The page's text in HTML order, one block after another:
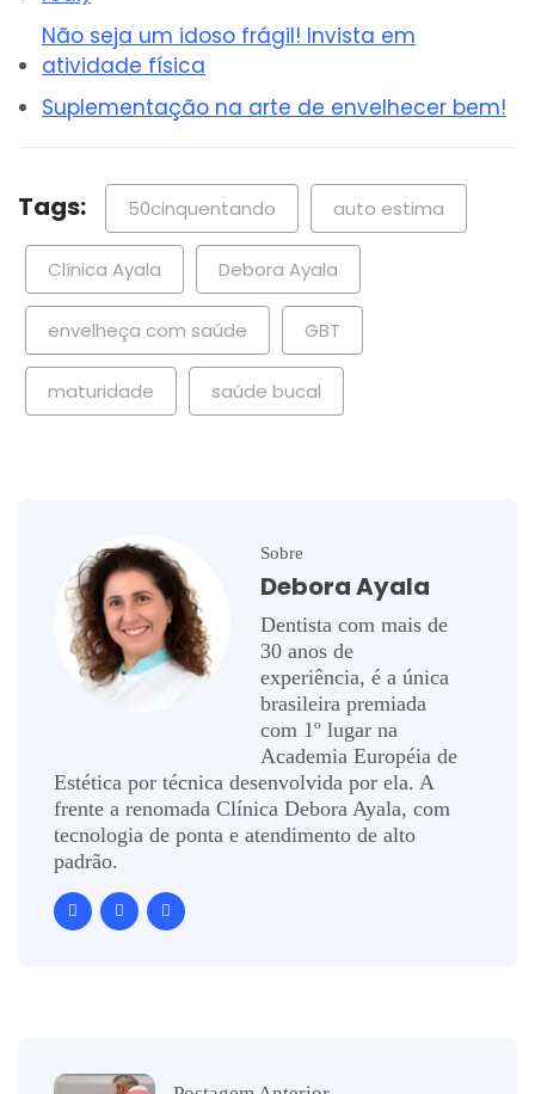
Não seja um idoso frágil! Invista em
atividade física
Suplementação na arte de envelhecer bem!
Tags: 50cinquentando auto estima
Clínica Ayala Debora Ayala
envelheça com saúde GBT
maturidade saúde bucal
Sobre
Debora Ayala
Dentista com mais de
30 anos de
experiência, é a única
brasileira premiada
com 1º lugar na
Academia Européia de
Estética por técnica desenvolvida por ela. A
frente a renomada Clínica Debora Ayala, com
tecnologia de ponta e atendimento de alto
padrão.